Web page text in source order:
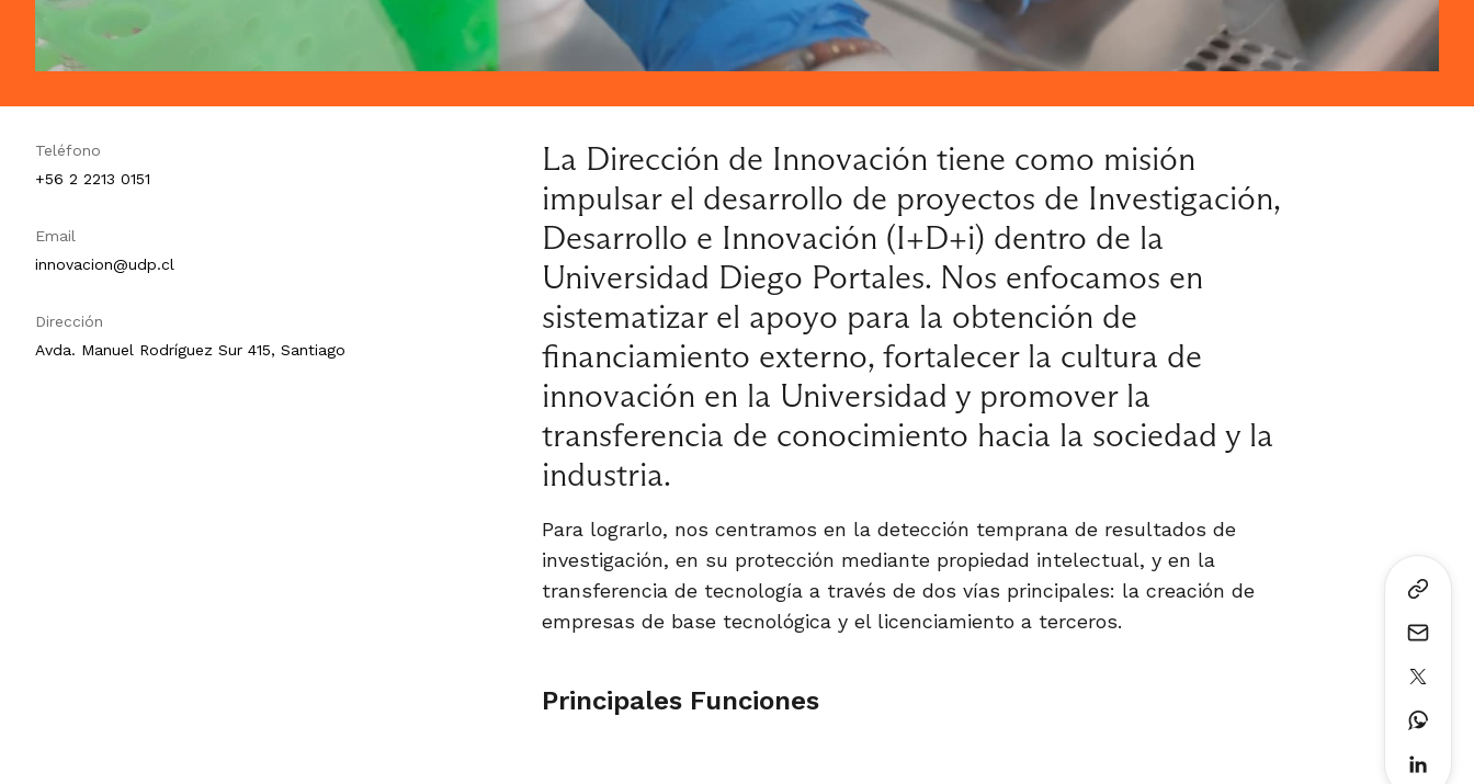
Teléfono
+56 2 2213 0151
Email
innovacion@udp.cl
Dirección
Avda. Manuel Rodríguez Sur 415, Santiago
La Dirección de Innovación tiene como misión
impulsar el desarrollo de proyectos de Investigación,
Desarrollo e Innovación (I+D+i) dentro de la
Universidad Diego Portales. Nos enfocamos en
sistematizar el apoyo para la obtención de
financiamiento externo, fortalecer la cultura de
innovación en la Universidad y promover la
transferencia de conocimiento hacia la sociedad y la
industria.
Para lograrlo, nos centramos en la detección temprana de resultados de
investigación, en su protección mediante propiedad intelectual, y en la
transferencia de tecnología a través de dos vías principales: la creación de
empresas de base tecnológica y el licenciamiento a terceros.
Principales Funciones